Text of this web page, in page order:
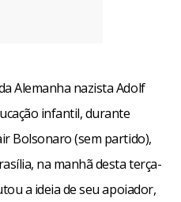
Alemanha nazista Adolf
infantil, durante
Bolsonaro (sem partido),
na manhã desta terça-
a ideia de seu apoiador,